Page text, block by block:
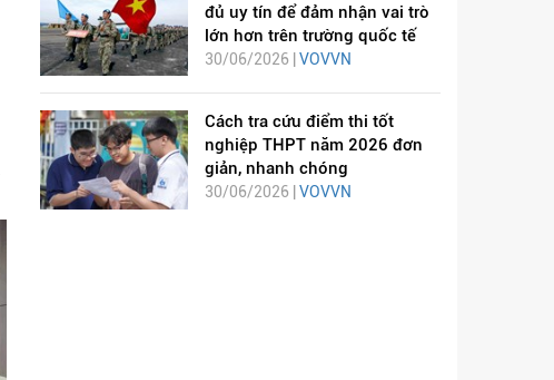
đủ uy tín để đảm nhận vai trò
lớn hơn trên trường quốc tế
30/06/2026 | VOVVN
Cách tra cứu điểm thi tốt
nghiệp THPT năm 2026 đơn
giản, nhanh chóng
30/06/2026 | VOVVN